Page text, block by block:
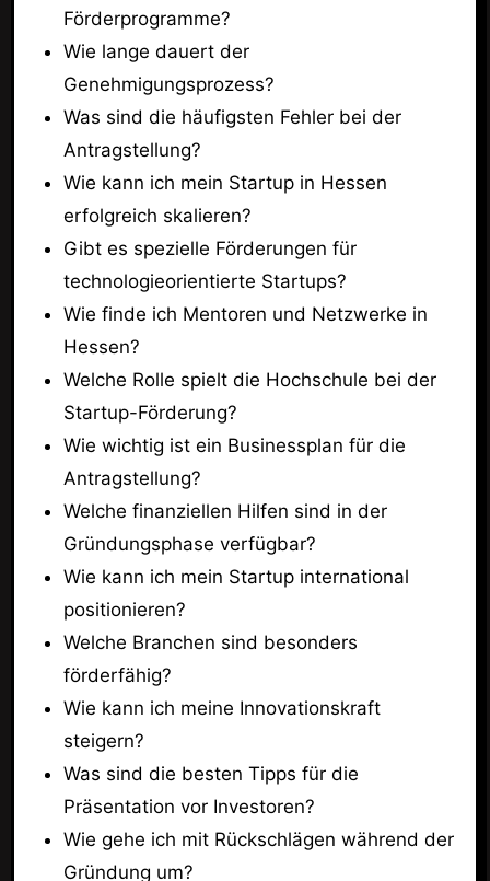
Förderprogramme?
Wie lange dauert der
Genehmigungsprozess?
Was sind die häufigsten Fehler bei der
Antragstellung?
Wie kann ich mein Startup in Hessen
erfolgreich skalieren?
Gibt es spezielle Förderungen für
technologieorientierte Startups?
Wie finde ich Mentoren und Netzwerke in
Hessen?
Welche Rolle spielt die Hochschule bei der
Startup-Förderung?
Wie wichtig ist ein Businessplan für die
Antragstellung?
Welche finanziellen Hilfen sind in der
Gründungsphase verfügbar?
Wie kann ich mein Startup international
positionieren?
Welche Branchen sind besonders
förderfähig?
Wie kann ich meine Innovationskraft
steigern?
Was sind die besten Tipps für die
Präsentation vor Investoren?
Wie gehe ich mit Rückschlägen während der
Gründung um?